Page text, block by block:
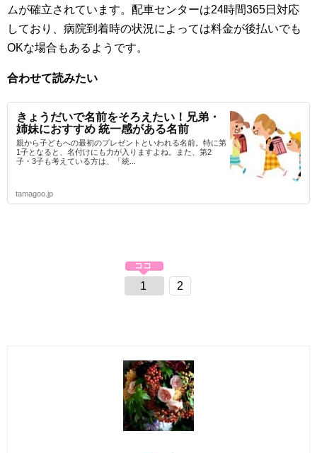
ムが確立されています。配車センターは24時間365日対応
しており、病院到着時の状況によっては料金が後払いでも
OKな場合もあるようです。
合わせて読みたい
きょうだいで名前をそろえたい！兄弟・
姉妹におすすめ 統一感がある名前
親から子どもへの最初のプレゼントといわれる名前。特に第
1子となると、名付けにも力が入りますよね。また、第2
子・3子も考えている方は、「統...
tamagoo.jp
1 2